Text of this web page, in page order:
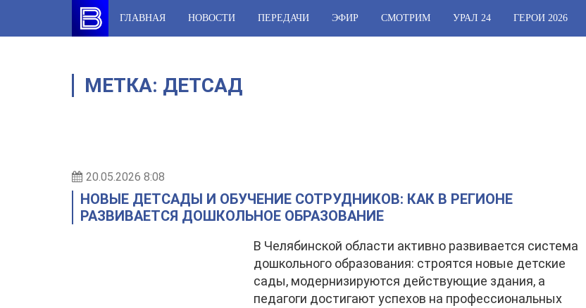
content
ГЛАВНАЯ НОВОСТИ ПЕРЕДАЧИ ЭФИР СМОТРИМ УРАЛ 24 ГЕРОИ 2026
МЕТКА: ДЕТСАД
20.05.2026 8:08
НОВЫЕ ДЕТСАДЫ И ОБУЧЕНИЕ СОТРУДНИКОВ: КАК В РЕГИОНЕ
РАЗВИВАЕТСЯ ДОШКОЛЬНОЕ ОБРАЗОВАНИЕ
В Челябинской области активно развивается система
дошкольного образования: строятся новые детские
сады, модернизируются действующие здания, а
педагоги достигают успехов на профессиональных